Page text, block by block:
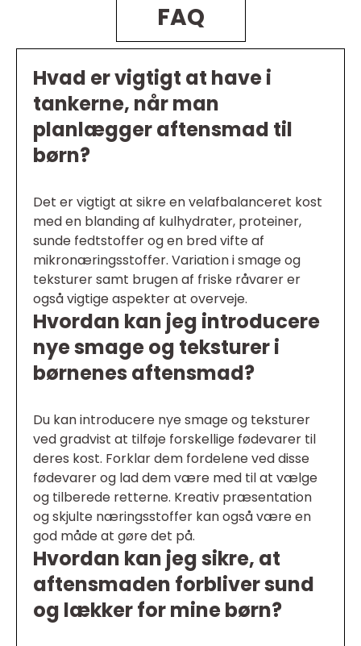
FAQ
Hvad er vigtigt at have i
tankerne, når man
planlægger aftensmad til
børn?
Det er vigtigt at sikre en velafbalanceret kost
med en blanding af kulhydrater, proteiner,
sunde fedtstoffer og en bred vifte af
mikronæringsstoffer. Variation i smage og
teksturer samt brugen af friske råvarer er
også vigtige aspekter at overveje.
Hvordan kan jeg introducere
nye smage og teksturer i
børnenes aftensmad?
Du kan introducere nye smage og teksturer
ved gradvist at tilføje forskellige fødevarer til
deres kost. Forklar dem fordelene ved disse
fødevarer og lad dem være med til at vælge
og tilberede retterne. Kreativ præsentation
og skjulte næringsstoffer kan også være en
god måde at gøre det på.
Hvordan kan jeg sikre, at
aftensmaden forbliver sund
og lækker for mine børn?